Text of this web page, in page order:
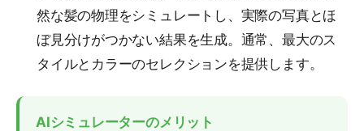
然な髪の物理をシミュレートし、実際の写真とほ
ぼ見分けがつかない結果を生成。通常、最大のス
タイルとカラーのセレクションを提供します。
AIシミュレーターのメリット